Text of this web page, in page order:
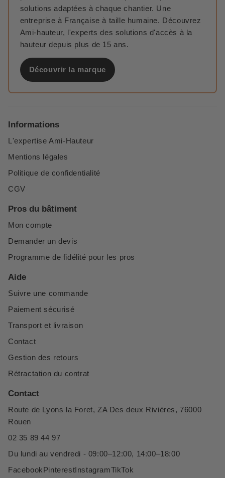
solutions adaptées à chaque chantier. Une
entreprise à Française à taille humaine. Découvrez
Ami-hauteur, l'experts des solutions d'accès à la
hauteur depuis plus de 15 ans.
Découvrir la marque
Informations
L'expertise Ami-Hauteur
Mentions légales
Politique de confidentialité
CGV
Pros du bâtiment
Mon compte
Demander un devis
Programme de fidélité pour les pros
Aide
Suivre une commande
Paiement sécurisé
Transport et livraison
Contact
Gestion des retours
Rétractation du contrat
Contact
Route de Lyons la Foret, ZA Des deux Rivières, 76000
Rouen
02 35 89 44 97
Du lundi au vendredi - 09:00–12:00, 14:00–18:00
FacebookPinterestInstagramTikTok